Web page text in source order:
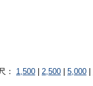
： 1,500 2,500 5,000